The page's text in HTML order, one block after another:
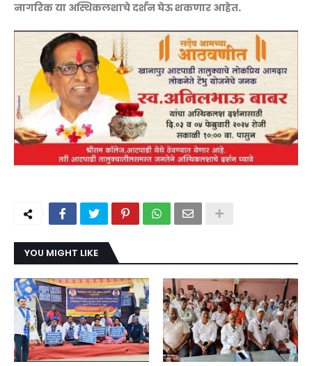
नागरिक या अस्थिकलशाचे दर्शन घेऊ शकणार आहेत.
YOU MIGHT LIKE